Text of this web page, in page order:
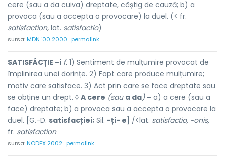
cere (sau a da cuiva) dreptate, câștig de cauză; b) a
provoca (sau a accepta o provocare) la duel. (< fr.
satisfaction, lat. satisfactio)
sursa:MDN '00 2000 permalink
SATISFÁCȚIE ~i f. 1) Sentiment de mulțumire provocat de
împlinirea unei dorințe. 2) Fapt care produce mulțumire;
motiv care satisface. 3) Act prin care se face dreptate sau
se obține un drept. ◊ A cere (sau a da) ~ a) a cere (sau a
face) dreptate; b) a provoca sau a accepta o provocare la
duel. [G.-D. satisfacției; Sil. -ți- e ] /<lat. satisfactio, ~onis,
fr. satisfaction
sursa:NODEX 2002 permalink